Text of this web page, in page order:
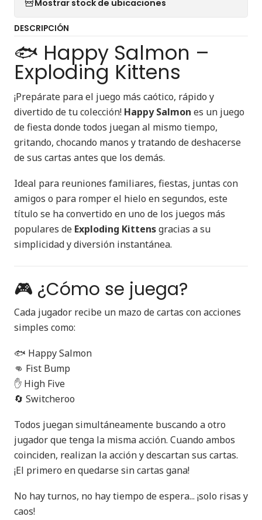
Mostrar stock de ubicaciones
DESCRIPCIÓN
🐟 Happy Salmon –
Exploding Kittens
¡Prepárate para el juego más caótico, rápido y
divertido de tu colección! Happy Salmon es un juego
de fiesta donde todos juegan al mismo tiempo,
gritando, chocando manos y tratando de deshacerse
de sus cartas antes que los demás.
Ideal para reuniones familiares, fiestas, juntas con
amigos o para romper el hielo en segundos, este
título se ha convertido en uno de los juegos más
populares de Exploding Kittensgracias a su
simplicidad y diversión instantánea.
🎮 ¿Cómo se juega?
Cada jugador recibe un mazo de cartas con acciones
simples como:
🐟 Happy Salmon
👊 Fist Bump
✋ High Five
🔄 Switcheroo
Todos juegan simultáneamente buscando a otro
jugador que tenga la misma acción. Cuando ambos
coinciden, realizan la acción y descartan sus cartas.
¡El primero en quedarse sin cartas gana!
No hay turnos, no hay tiempo de espera... ¡solo risas y
caos!